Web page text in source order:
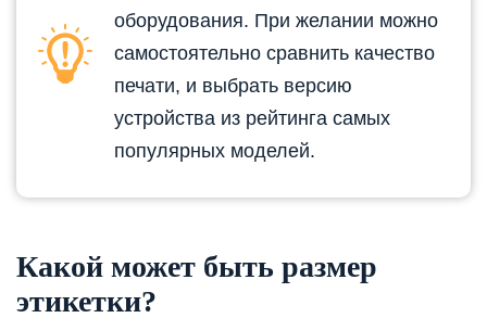
оборудования. При желании можно
самостоятельно сравнить качество
печати, и выбрать версию
устройства из рейтинга самых
популярных моделей.
Какой может быть размер
этикетки?